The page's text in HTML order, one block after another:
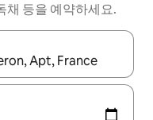
채 등을 예약하세요.
용하거나 터치 또는 스와이